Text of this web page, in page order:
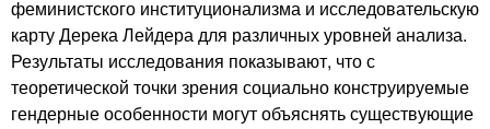
феминистского институционализма и исследовательскую
карту Дерека Лейдера для различных уровней анализа.
Результаты исследования показывают, что с
теоретической точки зрения социально конструируемые
гендерные особенности могут объяснять существующие